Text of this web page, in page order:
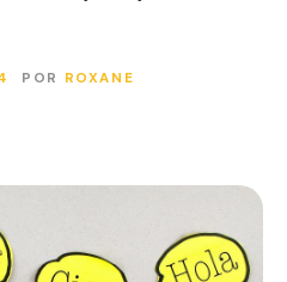
POR ROXANE